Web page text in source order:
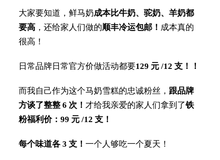
大家要知道，鲜马奶成本比牛奶、驼奶、羊奶都
要高，还给家人们做的顺丰冷运包邮！ 成本真的
很高！
日常品牌日常官方价做活动都要129 元 /12 支！！
而我自己作为这个马奶雪糕的忠诚粉丝， 跟品牌
方谈了整整 6 次！ 才给我亲爱的家人们拿到了铁
粉福利价：99 元 /12 支！
每个味道各 3 支！ 一个人够吃一个夏天！